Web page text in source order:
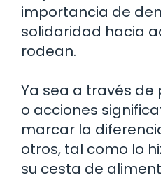
importancia de
solidaridad hacia
rodean.
Ya sea a través
o acciones
marcar la
otros, tal como lo
su cesta de